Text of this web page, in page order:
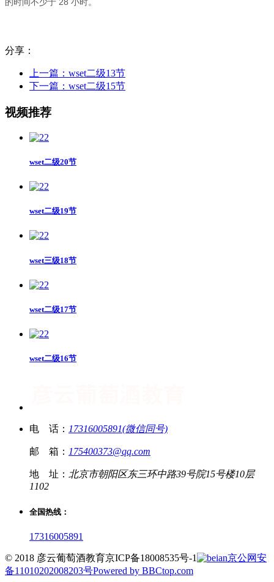
的时间不少于 28 小时。
分享：
上一篇：wset二级13节
下一篇：wset二级15节
视频推荐
wset二级20节
wset二级19节
wset三级18节
wset二级17节
wset二级16节
电 话： 17316005891(微信同号)
邮 箱： 175400373@qq.com
地 址： 北京市朝阳区东三环中路39号院15号楼10层
1102
全国热线：
17316005891
© 2018 彦云葡萄酒教育京ICP备18008535号-1
京公网安
备11010202008203号Powered by BBCtop.com